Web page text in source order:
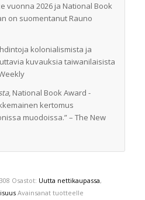
vuonna 2026 ja National Book
on suomentanut Rauno
kolonialismista ja
kuvauksia taiwanilaisista
, National Book Award -
kertomus
muodoissa.” – The New
Osastot: Uutta nettikaupassa,
Avainsanat tuotteelle